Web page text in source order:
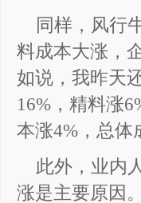
同样，风行
料成本大涨，
如说，我昨天
16%，精料涨
本涨4%，总体
此外，业内
涨是主要原因